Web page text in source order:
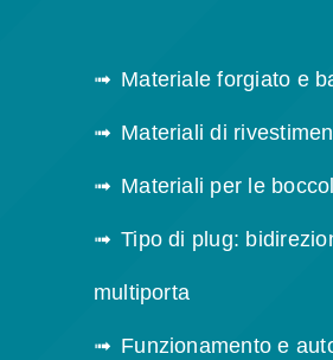
Materiale forgiato e
Materiali di
Materiali per le
Tipo di plug:
multiporta
Funzionamento e